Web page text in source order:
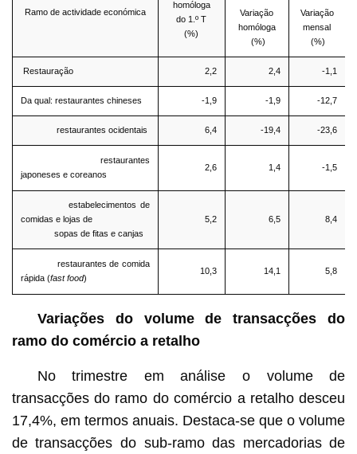
Ramo de actividade económica
homóloga
do 1.º T
(%)
Variação
homóloga
(%)
Variação
mensal
(%)
Restauração 2,2 2,4 -1,1
Da qual: restaurantes chineses -1,9 -1,9 -12,7
restaurantes ocidentais 6,4 -19,4 -23,6
restaurantes
japoneses e coreanos
2,6 1,4 -1,5
estabelecimentos de
comidas e lojas de
sopas de fitas e canjas
5,2 6,5 8,4
restaurantes de comida
rápida (fast food)
10,3 14,1 5,8
Variações do volume de transacções do
ramo do comércio a retalho
No trimestre em análise o volume de
transacções do ramo do comércio a retalho desceu
17,4%, em termos anuais. Destaca-se que o volume
de transacções do sub-ramo das mercadorias de